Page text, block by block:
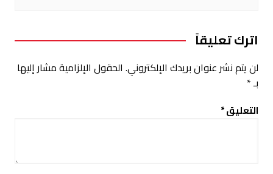
اترك تعليقاً
لن يتم نشر عنوان بريدك الإلكتروني. الحقول الإلزامية مشار إليها
بـ*
التعليق*